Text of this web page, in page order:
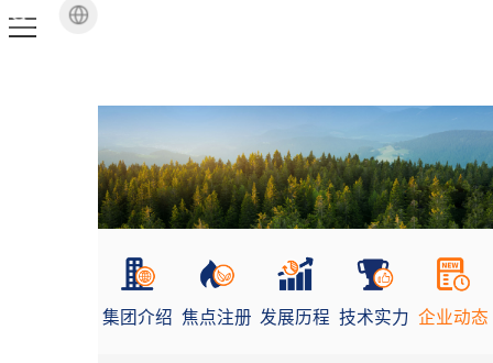
集团介绍 焦点注册 发展历程 技术实力 企业动态